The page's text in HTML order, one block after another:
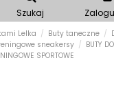
Szukaj
Lelka Buty taneczne
sneakersy
BUTY
SPORTOWE